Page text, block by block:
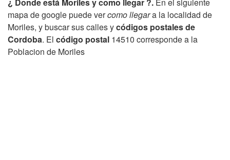
mapa de google puede vercomo llegara la localidad de
Moriles, y buscar sus calles ycódigos postales de
Cordoba. El código postal 14510 corresponde a la
Poblacion de Moriles